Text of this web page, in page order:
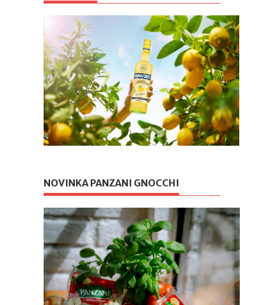
NOVINKA PANZANI GNOCCHI